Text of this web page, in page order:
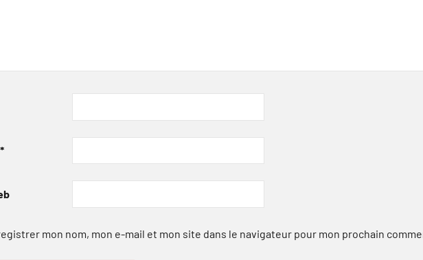
*
mon nom, mon e-mail et mon site dans le navigateur pour mon prochain